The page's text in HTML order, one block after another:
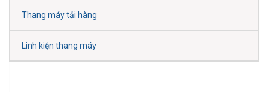
Thang máy tải hàng
Linh kiện thang máy